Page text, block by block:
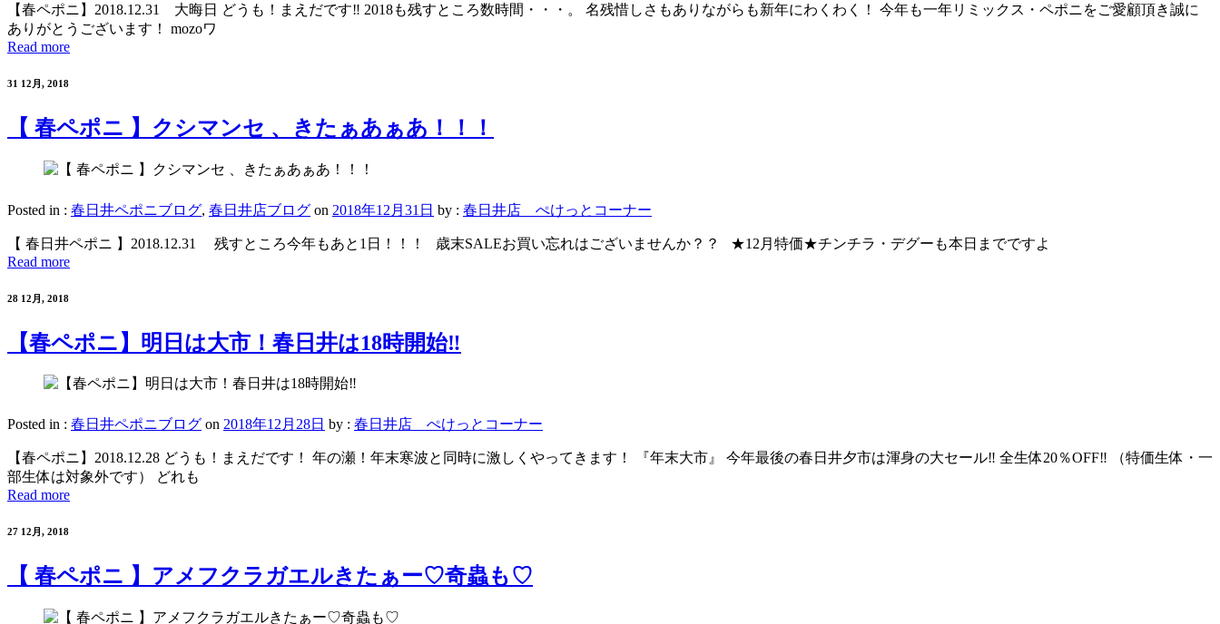
【春ペポニ】2018.12.31 大晦日 どうも！まえだです‼ 2018も残すところ数時間・・・。 名残惜しさもありながらも新年にわくわく！ 今年も一年リミックス・ペポニをご愛顧頂き誠に
ありがとうございます！ mozoワ
Read more
31 12月, 2018
【 春ペポニ 】クシマンセ 、きたぁあぁあ！！！
Posted in : 春日井ペポニブログ, 春日井店ブログ on 2018年12月31日 by : 春日井店 ぺけっとコーナー
【 春日井ペポニ 】2018.12.31 残すところ今年もあと1日！！！ 歳末SALEお買い忘れはございませんか？？ ★12月特価★チンチラ・デグーも本日までですよ
Read more
28 12月, 2018
【春ペポニ】明日は大市！春日井は18時開始‼
Posted in : 春日井ペポニブログ on 2018年12月28日 by : 春日井店 ぺけっとコーナー
【春ペポニ】2018.12.28 どうも！まえだです！ 年の瀬！年末寒波と同時に激しくやってきます！ 『年末大市』 今年最後の春日井夕市は渾身の大セール‼ 全生体20％OFF‼ （特価生体・一
部生体は対象外です） どれも
Read more
27 12月, 2018
【 春ペポニ 】アメフクラガエルきたぁー♡奇蟲も♡